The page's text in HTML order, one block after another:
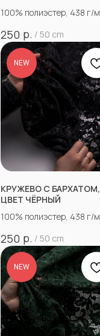
100% полиэстер, 438 г/м
250 р. / 50 cm
NEW
КРУЖЕВО С БАРХАТОМ,
ЦВЕТ ЧЁРНЫЙ
100% полиэстер, 438 г/м
250 р. / 50 cm
NEW